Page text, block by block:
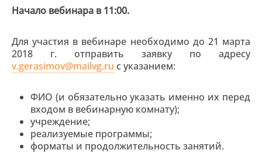
Начало вебинара в 11:00.
Для участия в вебинаре необходимо до 21 марта
2018 г. отправить заявку по адресу
v.gerasimov@mailvg.ru с указанием:
ФИО (и обязательно указать именно их перед
входом в вебинарную комнату);
учреждение;
реализуемые программы;
форматы и продолжительность занятий.